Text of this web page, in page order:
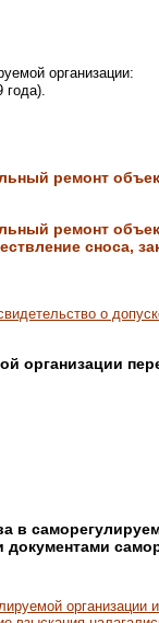
организации:
года).
ремонт
ремонт
сноса,
о
организации
в
организации